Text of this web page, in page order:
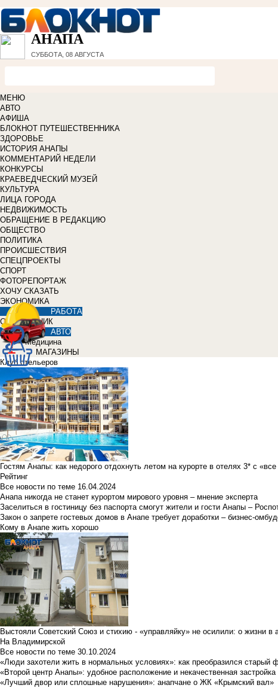
АНАПА
СУББОТА, 08 АВГУСТА
МЕНЮ
АВТО
АФИША
БЛОКНОТ ПУТЕШЕСТВЕННИКА
ЗДОРОВЬЕ
ИСТОРИЯ АНАПЫ
КОММЕНТАРИЙ НЕДЕЛИ
КОНКУРСЫ
КРАЕВЕДЧЕСКИЙ МУЗЕЙ
КУЛЬТУРА
ЛИЦА ГОРОДА
НЕДВИЖИМОСТЬ
ОБРАЩЕНИЕ В РЕДАКЦИЮ
ОБЩЕСТВО
ПОЛИТИКА
ПРОИСШЕСТВИЯ
СПЕЦПРОЕКТЫ
СПОРТ
ФОТОРЕПОРТАЖ
ХОЧУ СКАЗАТЬ
ЭКОНОМИКА
РАБОТА
СПРАВОЧНИК
АВТО
Медицина
МАГАЗИНЫ
Клуб отельеров
Гостям Анапы: как недорого отдохнуть летом на курорте в отелях 3* с
Рейтинг
Все новости по теме 16.04.2024
Анапа никогда не станет курортом мирового уровня – мнение эксперта
Заселиться в гостиницу без паспорта смогут жители и гости Анапы –
Закон о запрете гостевых домов в Анапе требует доработки – бизнес-
Кому в Анапе жить хорошо
Выстояли Советский Союз и стихию - «управляйку» не осилили: о жизни в
На Владимирской
Все новости по теме 30.10.2024
«Люди захотели жить в нормальных условиях»: как преобразился старый
«Второй центр Анапы»: удобное расположение и некачественная
«Лучший двор или сплошные нарушения»: анапчане о ЖК «Крымский вал»